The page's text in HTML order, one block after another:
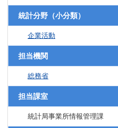
統計分野（小分類）
企業活動
担当機関
総務省
担当課室
統計局事業所情報管理課